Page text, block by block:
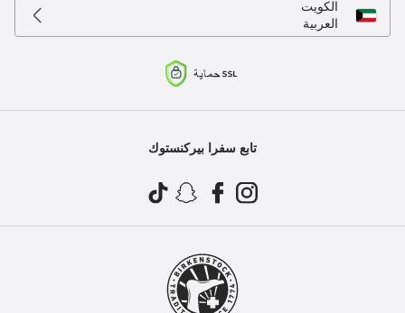
الكويت
العربية
تابع سفرا بيركنستوك